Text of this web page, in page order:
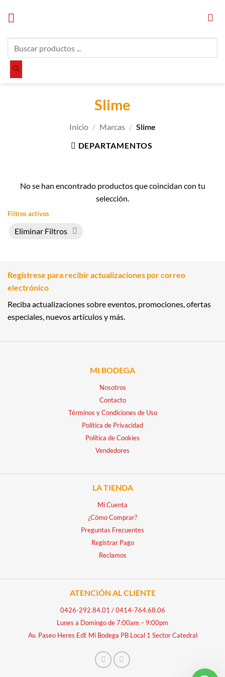
productos
Slime
Inicio / Marcas / Slime
DEPARTAMENTOS
No se han encontrado productos que coincidan con tu
selección.
Filtros activos
Eliminar Filtros
Regístrese para recibir actualizaciones por correo
electrónico
Reciba actualizaciones sobre eventos, promociones, ofertas
especiales, nuevos artículos y más.
MI BODEGA
Nosotros
Contacto
Términos y Condiciones de Uso
Política de Privacidad
Política de Cookies
Vendedores
LA TIENDA
Mi Cuenta
¿Cómo Comprar?
Preguntas Frecuentes
Registrar Pago
Reclamos
ATENCIÓN AL CLIENTE
0426-292.84.01 /0414-764.68.06
Lunes a Domingo de 7:00am – 9:00pm
Av. Paseo Heres Edf. Mi Bodega PB Local 1 Sector Catedral